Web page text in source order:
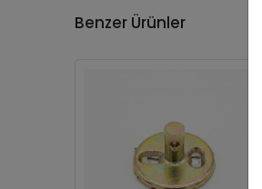
Benzer Ürünler